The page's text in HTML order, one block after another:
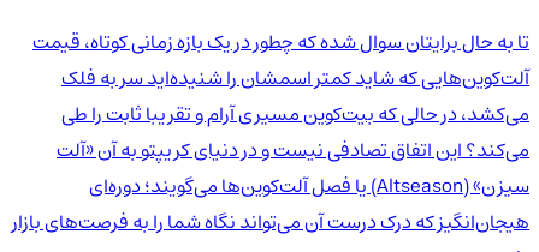
تا به حال برایتان سوال شده که چطور در یک بازه زمانی کوتاه، قیمت
آلت‌کوین‌هایی که شاید کمتر اسمشان را شنیده‌اید سر به فلک
می‌کشد، در حالی که بیت‌کوین مسیری آرام و تقریبا ثابت را طی
می‌کند؟ این اتفاق تصادفی نیست و در دنیای کریپتو به آن «آلت
سیزن» (Altseason) یا فصل آلت‌کوین‌ها می‌گویند؛ دوره‌ای
هیجان‌انگیز که درک درست آن می‌تواند نگاه شما را به فرصت‌های بازار